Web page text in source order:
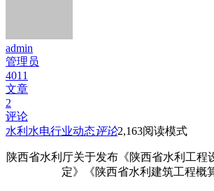
admin
管理员
4011
文章
2
评论
水利水电行业动态评论2,163阅读模式
陕西省水利厅关于发布《陕西省水利工程
定》《陕西省水利建筑工程概